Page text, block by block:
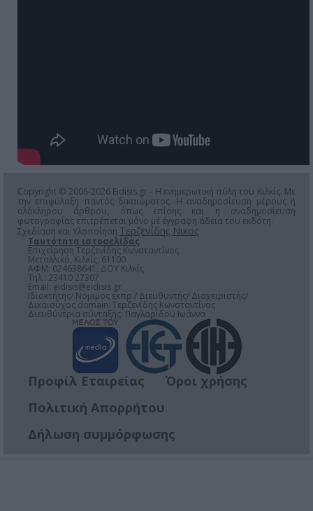
Copyright © 2006-2026 Eidisis.gr - Η ενημερωτική πύλη του Κιλκίς. Με
την επιφύλαξη παντός δικαιώματος. Η αναδημοσίευση μέρους ή
ολόκληρου άρθρου, όπως επίσης και η αναδημοσίευση
φωτογραφίας επιτρέπεται μόνο μέ έγγραφη άδεια του εκδότη.
Σχεδίαση και Υλοποίηση Τερζενίδης Νικος
Ταυτότητα ιστοσελίδας
Επιχείρηση Τερζενίδης Κωνσταντίνος
Μεταλλικό, Κιλκίς, 61100
ΑΦΜ: 024638641, ΔΟΥ Κιλκίς
Τηλ.: 23410 27307
Email: eidisis@eidisis.gr
Ιδιοκτήτης/ Νόμιμος εκπρ./ Διευθυντής/ Διαχειριστής/
Δικαιούχος domain: Τερζενίδης Κωνσταντίνος
Διευθύντρια σύνταξης: Παγλαρίδου Ιωάννα
Προφίλ Εταιρείας
Όροι χρήσης
Πολιτική Απορρήτου
Δήλωση συμμόρφωσης